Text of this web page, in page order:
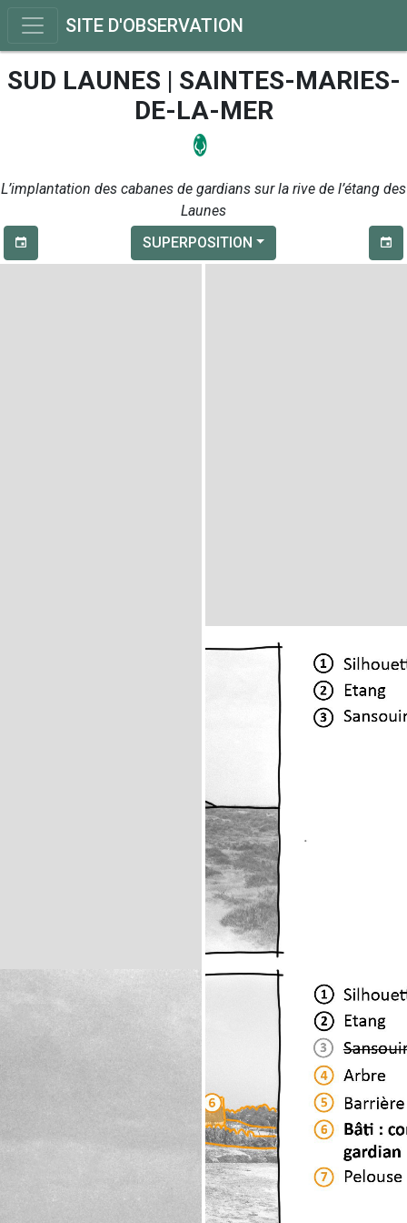
SITE D'OBSERVATION
SUD LAUNES | SAINTES-MARIES-
DE-LA-MER
L’implantation des cabanes de gardians sur la rive de l’étang des
Launes
SUPERPOSITION